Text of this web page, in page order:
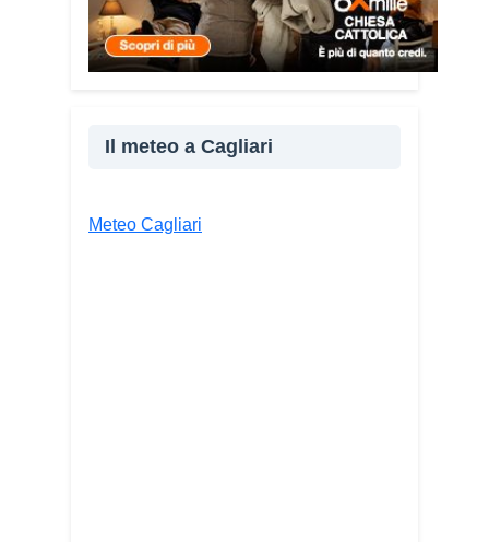
Condividi:
Facebook X
E-mail Stampa
Il meteo a Cagliari
Meteo Cagliari